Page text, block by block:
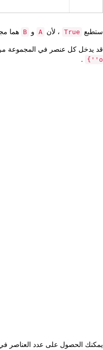
ستطبع True ، لأن A و B
هما
قد يدخل كل عنصر في المجموعة
'o'}
.
يمكنك الحصول على عدد العناصر في